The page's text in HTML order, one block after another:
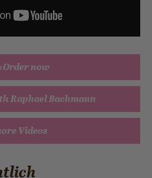
Order now
Raphael Bachmann
Videos